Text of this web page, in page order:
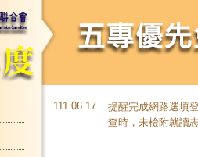
111.06.17
提醒完成網路選填
查時，未檢附就讀